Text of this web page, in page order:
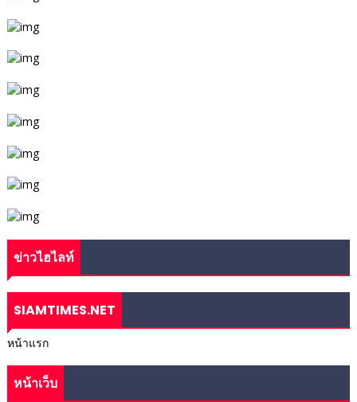
ข่าวไฮไลท์
SIAMTIMES.NET
หน้าแรก
หน้าเว็บ